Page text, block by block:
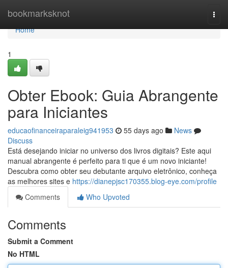
bookmarksknot
Home
Home
1
Obter Ebook: Guia Abrangente
para Iniciantes
educaofinanceiraparaleig941953 55 days ago
News
Discuss
Está desejando iniciar no universo dos livros digitais? Este aqui
manual abrangente é perfeito para ti que é um novo iniciante!
Descubra como obter seu debutante arquivo eletrônico, conheça
as melhores sites e https://dianepjsc170355.blog-eye.com/profile
Comments
Who Upvoted
Comments
Submit a Comment
No HTML